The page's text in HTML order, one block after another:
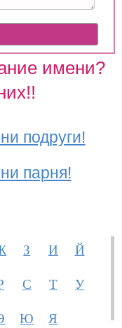
имени?
подруги!
парня!
З И
Й
С Т
У
Ю Я